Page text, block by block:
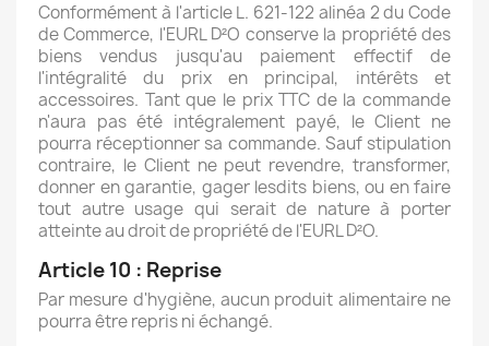
Conformément à l'article L. 621-122 alinéa 2 du Code
de Commerce, l'EURL D²O conserve la propriété des
biens vendus jusqu'au paiement effectif de
l'intégralité du prix en principal, intérêts et
accessoires. Tant que le prix TTC de la commande
n'aura pas été intégralement payé, le Client ne
pourra réceptionner sa commande. Sauf stipulation
contraire, le Client ne peut revendre, transformer,
donner en garantie, gager lesdits biens, ou en faire
tout autre usage qui serait de nature à porter
atteinte au droit de propriété de l'EURL D²O.
Article 10 : Reprise
Par mesure d'hygiène, aucun produit alimentaire ne
pourra être repris ni échangé.